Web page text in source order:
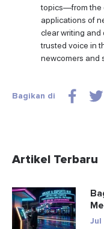
topics—from the
applications of
clear writing and
trusted voice in
newcomers and
Bagikan di
Artikel Terbaru
Jul